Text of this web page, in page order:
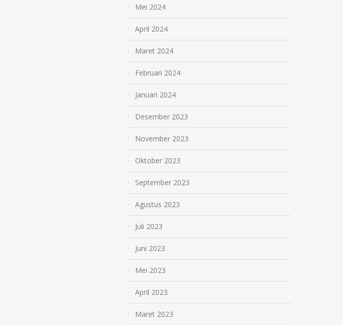
Mei 2024
April 2024
Maret 2024
Februari 2024
Januari 2024
Desember 2023
November 2023
Oktober 2023
September 2023
Agustus 2023
Juli 2023
Juni 2023
Mei 2023
April 2023
Maret 2023